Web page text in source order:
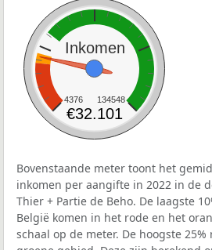
Inkomen
4376 134548
€32.101
Bovenstaande meter toont het
inkomen per aangifte in 2022 in de
Thier + Partie de Beho. De laagste
België komen in het rode en het
schaal op de meter. De hoogste